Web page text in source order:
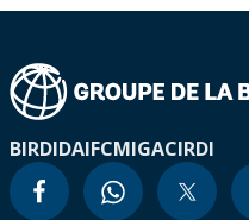
BIRDIDAIFCMIGACIRDI